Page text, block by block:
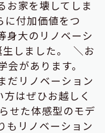
お家を壊してしま
に付加価値をつ
身大のリノベーシ
しました。
＼お
があります。
だリノベーション
はぜひお越しく
せた体感型のモデ
もリノベーション